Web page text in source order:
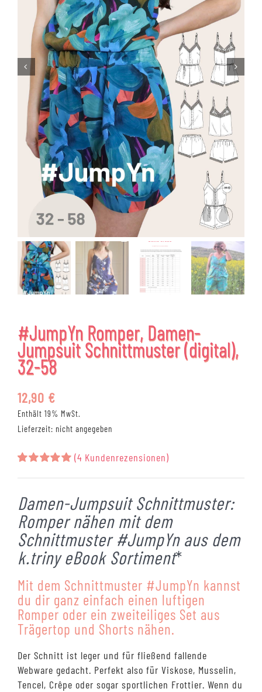
#JumpYn Romper, Damen-
Jumpsuit Schnittmuster (digital),
32-58
12,90 €
Enthält 19% MwSt.
Lieferzeit: nicht angegeben
basierend
auf
Kundenbewertungen
(4 Kundenrezensionen)
Damen-Jumpsuit Schnittmuster:
Romper nähen mit dem
Schnittmuster #JumpYn aus dem
k.triny eBook Sortiment*
Mit dem Schnittmuster #JumpYn kannst
du dir ganz einfach einen luftigen
Romper oder ein zweiteiliges Set aus
Trägertop und Shorts nähen.
Der Schnitt ist leger und für fließend fallende
Webware gedacht. Perfekt also für Viskose, Musselin,
Tencel, Crêpe oder sogar sportlichen Frottier. Wenn du